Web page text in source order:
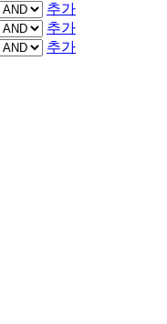
추가
추가
추가